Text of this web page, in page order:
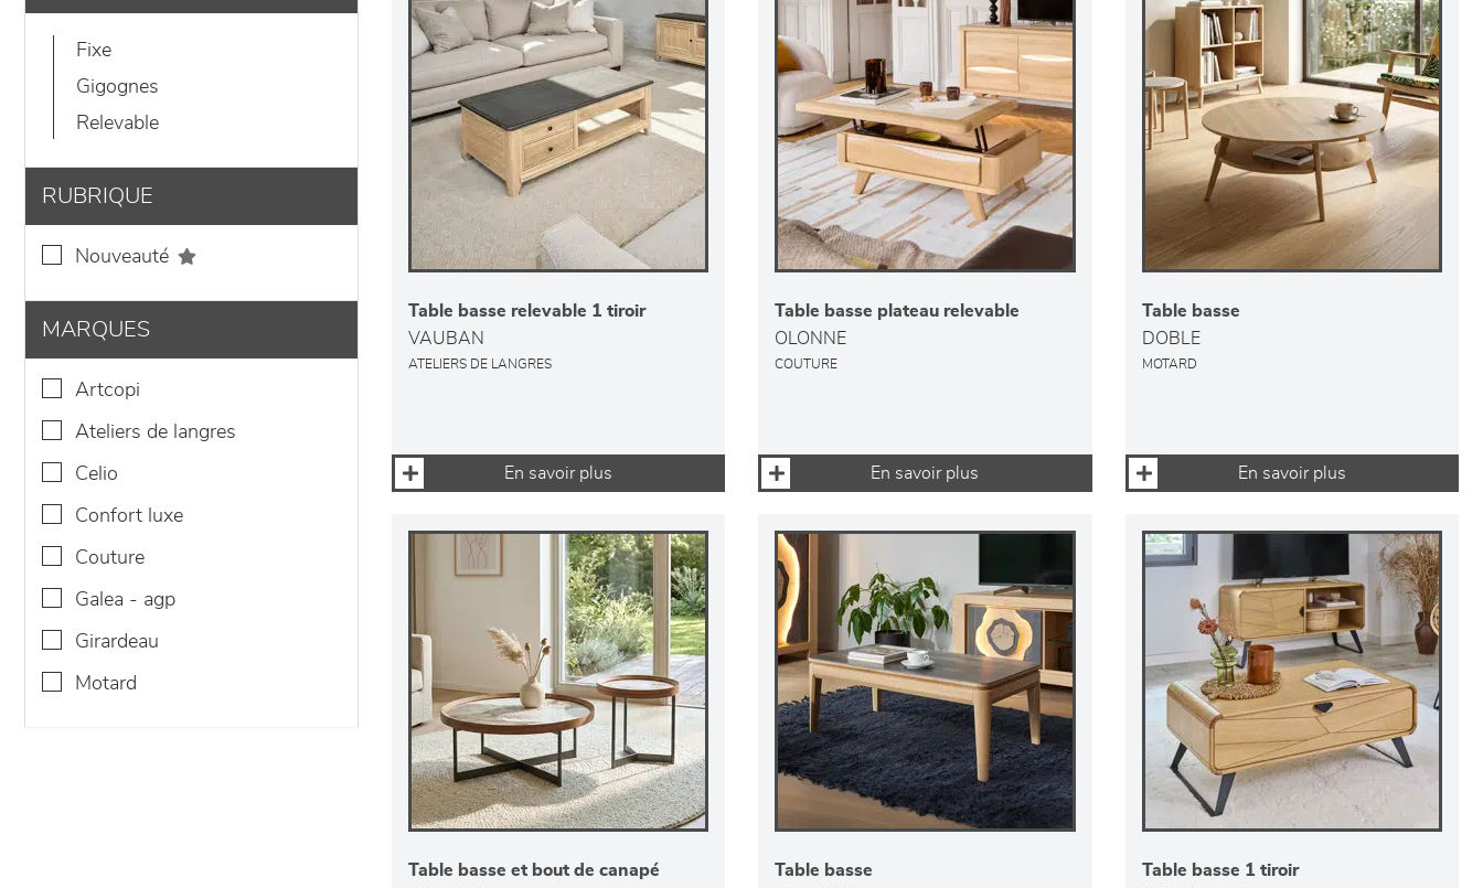
fixe
gigognes
relevable
RUBRIQUE
nouveauté
MARQUES
artcopi
ateliers de langres
celio
confort luxe
couture
galea - agp
girardeau
motard
Table basse relevable 1 tiroir
VAUBAN
ATELIERS DE LANGRES
En savoir plus
Table basse plateau relevable
OLONNE
COUTURE
En savoir plus
Table basse
DOBLE
MOTARD
En savoir plus
Table basse et bout de canapé
Table basse
Table basse 1 tiroir